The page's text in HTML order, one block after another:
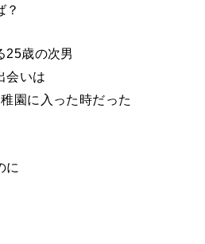
？
25歳の次男
会いは
園に入った時だった
に